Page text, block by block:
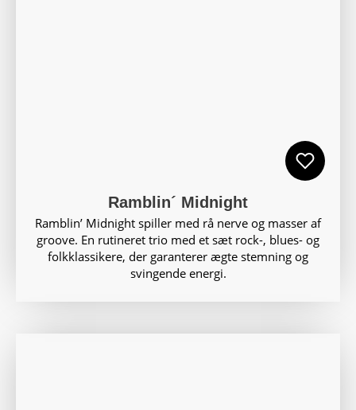
Ramblin´ Midnight
Ramblin’ Midnight spiller med rå nerve og masser af
groove. En rutineret trio med et sæt rock-, blues- og
folkklassikere, der garanterer ægte stemning og
svingende energi.